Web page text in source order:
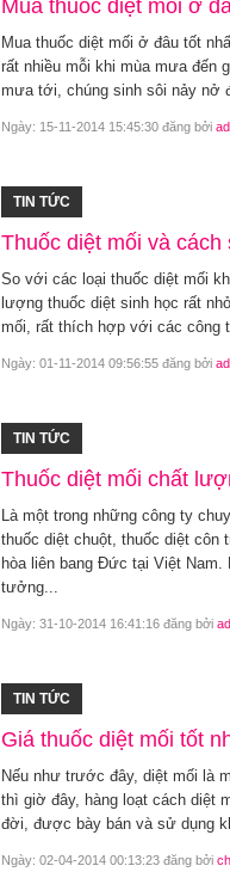
Mua thuốc diệt mối ở
Mua thuốc diệt mối ở đâu tốt
rất nhiều mỗi khi mùa mưa đến
mưa tới, chúng sinh sôi nảy nở
Ngày: 15-11-2014 15:45:30 đăng bởi
TIN TỨC
Thuốc diệt mối và
So với các loại thuốc diệt mối
lượng thuốc diệt sinh học rất
mối, rất thích hợp với các công
Ngày: 01-11-2014 09:56:55 đăng bởi
TIN TỨC
Thuốc diệt mối chất
Là một trong những công ty
thuốc diệt chuột, thuốc diệt côn
hòa liên bang Đức tại Việt
tưởng...
Ngày: 31-10-2014 16:41:16 đăng bởi
TIN TỨC
Giá thuốc diệt mối tốt
Nếu như trước đây, diệt mối là
thì giờ đây, hàng loạt cách diệt
đời, được bày bán và sử dụng
Ngày: 02-04-2014 00:13:23 đăng bởi